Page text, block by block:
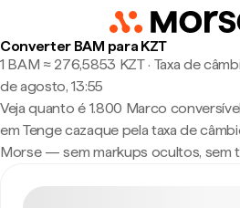
Converter BAM para KZT
1 BAM ≈ 276,5853 KZT · Taxa de
de agosto, 13:55
Veja quanto é 1.800 Marco
em Tenge cazaque pela taxa de
Morse — sem markups ocultos, sem